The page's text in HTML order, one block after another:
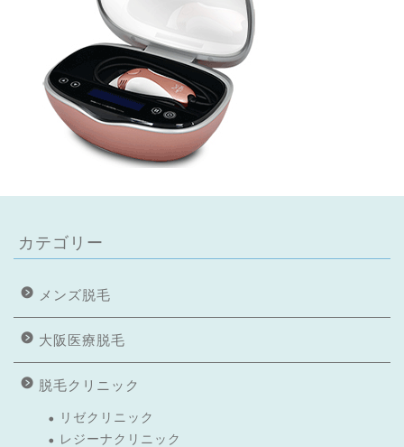
カテゴリー
メンズ脱毛
大阪医療脱毛
脱毛クリニック
リゼクリニック
レジーナクリニック